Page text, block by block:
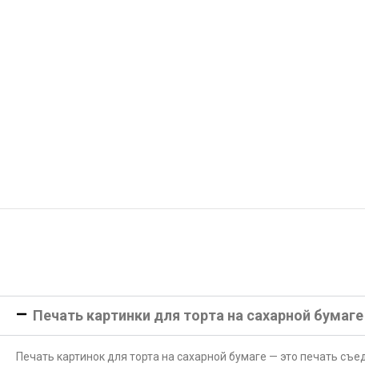
Печать картинки для торта на сахарной бумаге
Печать картинок для торта на сахарной бумаге — это печать